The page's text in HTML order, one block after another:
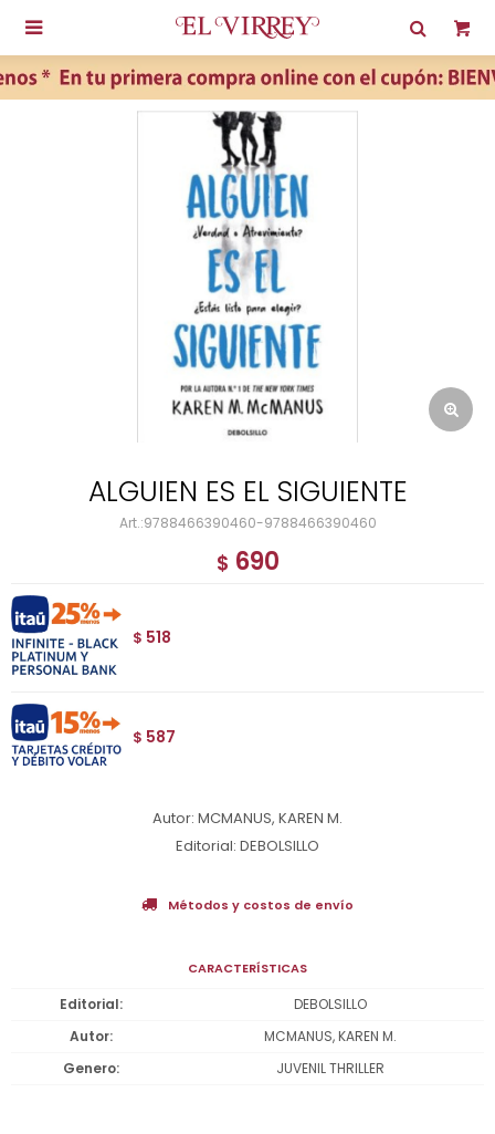

ALGUIEN ES EL SIGUIENTE
9788466390460-9788466390460
$ 690
$ 518
$ 587
Autor: MCMANUS, KAREN M.
Editorial: DEBOLSILLO
Métodos y costos de envío
CARACTERÍSTICAS
Editorial
DEBOLSILLO
Autor
MCMANUS, KAREN M.
Genero
JUVENIL THRILLER